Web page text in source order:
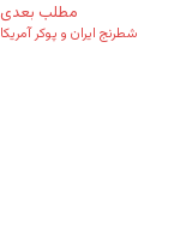
مطلب بعدی
شطرنج ایران و پوکر آمریکا